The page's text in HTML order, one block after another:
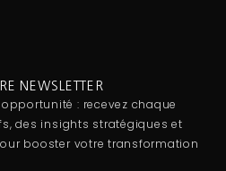
NEWSLETTER
: recevez chaque
des insights stratégiques et
booster votre transformation